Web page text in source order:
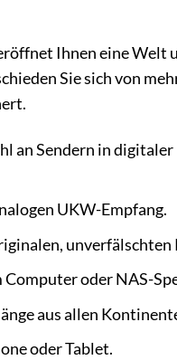
Ihnen eine Welt
Sie sich von
an Sendern in
UKW-Empfang.
oder NAS-
aus allen
oder Tablet.